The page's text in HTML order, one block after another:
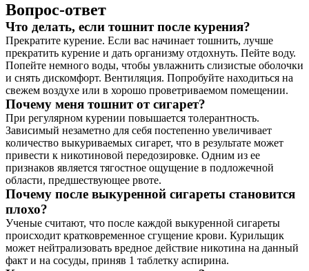
Вопрос-ответ
Что делать, если тошнит после курения?
Прекратите курение. Если вас начинает тошнить, лучше
прекратить курение и дать организму отдохнуть. Пейте воду.
Попейте немного воды, чтобы увлажнить слизистые оболочки
и снять дискомфорт. Вентиляция. Попробуйте находиться на
свежем воздухе или в хорошо проветриваемом помещении.
Почему меня тошнит от сигарет?
При регулярном курении повышается толерантность.
Зависимый незаметно для себя постепенно увеличивает
количество выкуриваемых сигарет, что в результате может
привести к никотиновой передозировке. Одним из ее
признаков является тягостное ощущение в подложечной
области, предшествующее рвоте.
Почему после выкуренной сигареты становится
плохо?
Ученые считают, что после каждой выкуренной сигареты
происходит кратковременное сгущение крови. Курильщик
может нейтрализовать вредное действие никотина на данный
факт и на сосуды, приняв 1 таблетку аспирина.